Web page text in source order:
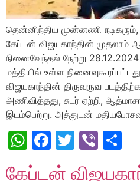
தென்னிந்திய முன்னணி
கேப்டன் விஜயகாந்தின் முதலாம்
நினைவேந்தல் நேற்று
மத்தியில் உள்ள
விஜயகாந்தின் திருவுருவ
அணிவித்தது, சுடர் ஏற்றி,
இடம்பெற்று. அத்துடன்
WhatsApp
Facebook
Twitter
Viber
கேப்டன்